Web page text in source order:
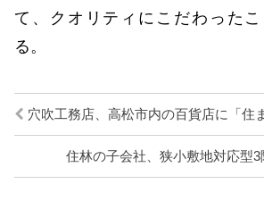
て、クオリティにこだわった
る。
穴吹工務店、高松市内の百貨店に「住まい
住林の子会社、狭小敷地対応型